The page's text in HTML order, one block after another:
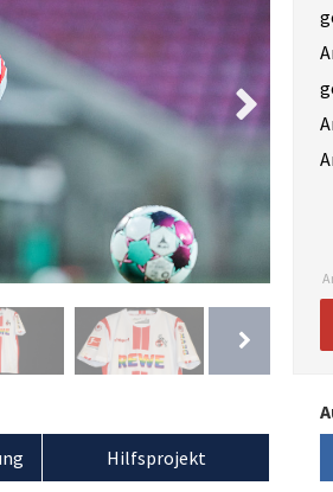
Hilfsprojekt